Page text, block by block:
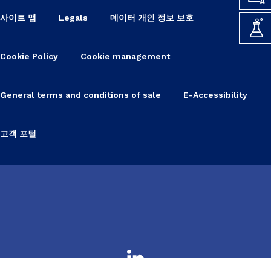
사이트 맵 Legals 데이터 개인 정보 보호
Cookie Policy Cookie management
General terms and conditions of sale E-Accessibility
고객 포털